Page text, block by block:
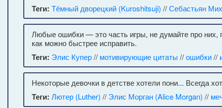
Теги: Тёмный дворецкий (Kuroshitsuji) //Себастьян
Любые ошибки — это часть игры, не думайте про них,
как можно быстрее исправить.
Теги: Элис Купер// мотивирующие цитаты //ошибки//
Некоторые девочки в детстве хотели пони... Всегда
Теги: Лютер (Luther) // Элис Морган (Alice Morgan) //